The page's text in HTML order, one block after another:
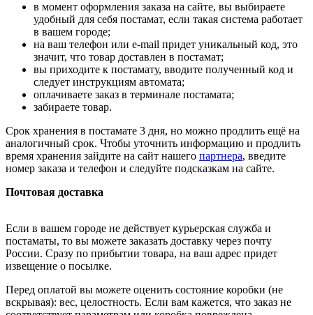
в момент оформления заказа на сайте, вы выбираете
удобный для себя постамат, если такая система работает
в вашем городе;
на ваш телефон или e-mail придет уникальный код, это
значит, что товар доставлен в постамат;
вы приходите к постамату, вводите полученный код и
следует инструкциям автомата;
оплачиваете заказ в терминале постамата;
забираете товар.
Срок хранения в постамате 3 дня, но можно продлить ещё на
аналогичный срок. Чтобы уточнить информацию и продлить
время хранения зайдите на сайт нашего партнера, введите
номер заказа и телефон и следуйте подсказкам на сайте.
Почтовая доставка
Если в вашем городе не действует курьерская служба и
постаматы, то вы можете заказать доставку через почту
России. Сразу по прибытии товара, на ваш адрес придет
извещение о посылке.
Перед оплатой вы можете оценить состояние коробки (не
вскрывая): вес, целостность. Если вам кажется, что заказ не